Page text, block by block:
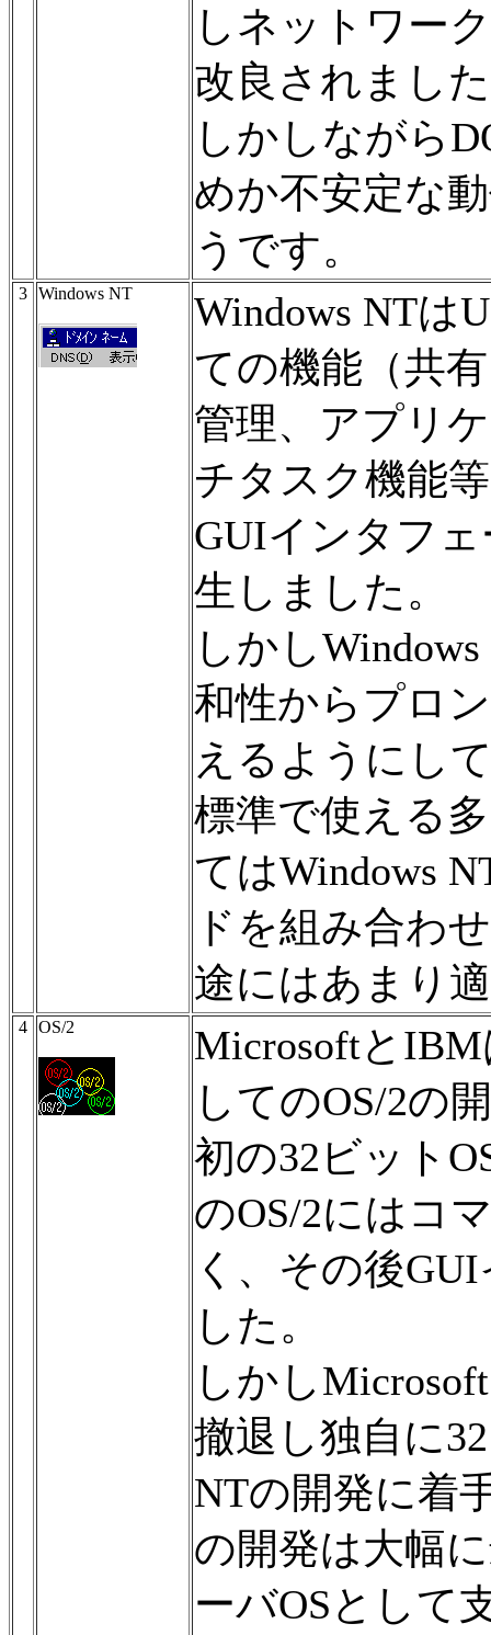
しネットワー
改良されまし
しかしながら
めか不安定な
うです。
3 Windows NT
Windows NTは
ての機能（共
管理、アプリ
チタスク機能
GUIインタフ
生しました。
しかし
和性からプロ
えるようにし
標準で使える
てはWindows
ドを組み合わ
途にはあまり
4 OS/2
Microsoftと
してのOS/2の
初の32ビット
のOS/2にはコ
く、その後
した。
しかし
撤退し独自に
NTの開発に着
の開発は大幅
ーバOSとして